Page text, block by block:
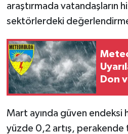
araştırmada vatandaşların
sektörlerdeki
Don
Mart ayında güven
yüzde 0,2 artış,